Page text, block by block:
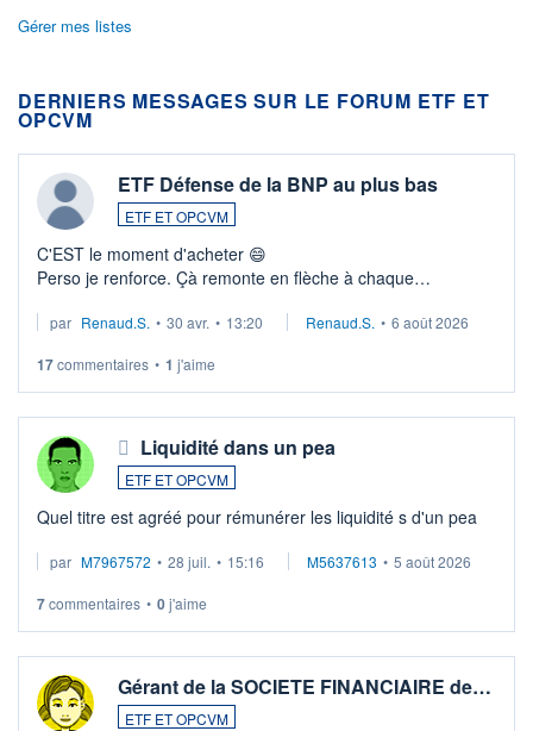
Gérer mes listes
DERNIERS MESSAGES SUR LE FORUM ETF ET
OPCVM
ETF Défense de la BNP au plus bas
ETF ET OPCVM
C'EST le moment d'acheter 😄​
Perso je renforce. Çà remonte en flèche à chaque
Investissement long terme tip top pour sa retraite.
par Renaud.S. • 30 avr. • 13:20 Renaud.S. • 6 août 2026
17commentaires • 1 j'aime
Liquidité dans un pea
ETF ET OPCVM
Quel titre est agréé pour rémunérer les liquidité s d'un pea
par M7967572 • 28 juil. • 15:16 M5637613 • 5 août 2026
7commentaires • 0j'aime
Gérant de la SOCIETE FINANCIAIRE de…
ETF ET OPCVM